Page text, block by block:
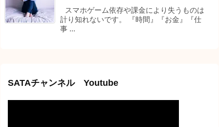
スマホゲーム依存や課金により失うものは
計り知れないです。 『時間』『お金』『仕
事 ...
SATAチャンネル Youtube